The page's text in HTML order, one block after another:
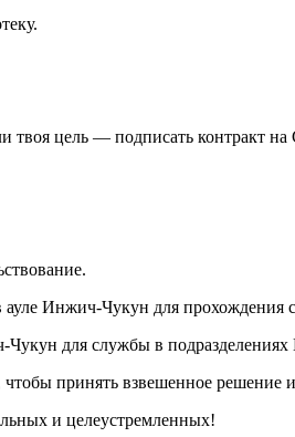
цель — подписать контракт
Инжич-Чукун для прохождения
для службы в
принять взвешенное решение
и целеустремленных!